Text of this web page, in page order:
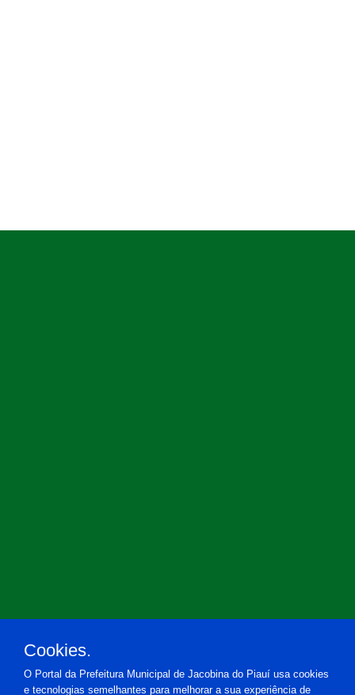
Cookies.
O Portal da Prefeitura Municipal de Jacobina do Piauí usa cookies
e tecnologias semelhantes para melhorar a sua experiência de